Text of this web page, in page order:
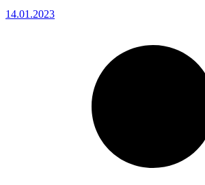
14.01.2023